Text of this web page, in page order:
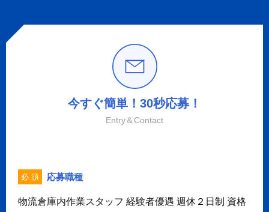
今すぐ簡単！30秒応募！
Entry＆Contact
必 須 応募職種
物流倉庫内作業スタッフ 経験者優遇 週休２日制 資格